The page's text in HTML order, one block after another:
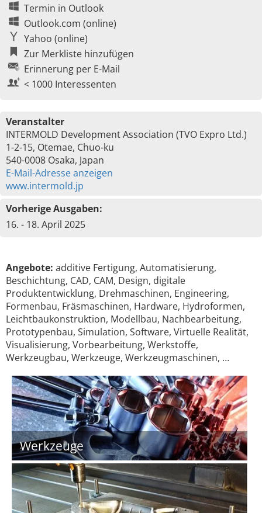
Termin in Outlook
Outlook.com (online)
Yahoo (online)
Zur Merkliste hinzufügen
Erinnerung per E-Mail
< 1000 Interessenten
Veranstalter
INTERMOLD Development Association (TVO Expro Ltd.)
1-2-15, Otemae, Chuo-ku
540-0008 Osaka, Japan
E-Mail-Adresse anzeigen
www.intermold.jp
Vorherige Ausgaben:
16. - 18. April 2025
Angebote: additive Fertigung, Automatisierung,
Beschichtung, CAD, CAM, Design, digitale
Produktentwicklung, Drehmaschinen, Engineering,
Formenbau, Fräsmaschinen, Hardware, Hydroformen,
Leichtbaukonstruktion, Modellbau, Nachbearbeitung,
Prototypenbau, Simulation, Software, Virtuelle Realität,
Visualisierung, Vorbearbeitung, Werkstoffe,
Werkzeugbau, Werkzeuge, Werkzeugmaschinen, …
Werkzeuge